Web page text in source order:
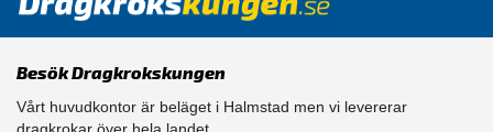
Besök Dragkrokskungen
Vårt huvudkontor är beläget i Halmstad men vi levererar